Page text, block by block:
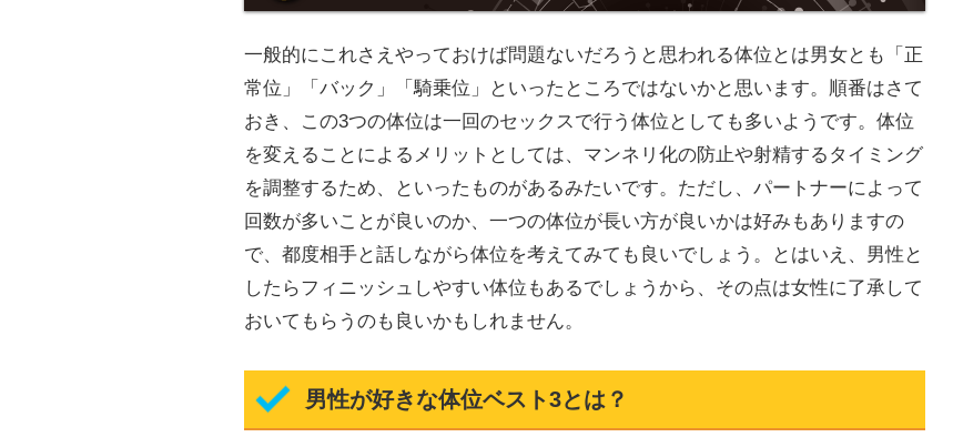
一般的にこれさえやっておけば問題ないだろうと思われる体位とは男女とも「正
常位」「バック」「騎乗位」といったところではないかと思います。順番はさて
おき、この3つの体位は一回のセックスで行う体位としても多いようです。体位
を変えることによるメリットとしては、マンネリ化の防止や射精するタイミング
を調整するため、といったものがあるみたいです。ただし、パートナーによって
回数が多いことが良いのか、一つの体位が長い方が良いかは好みもありますの
で、都度相手と話しながら体位を考えてみても良いでしょう。とはいえ、男性と
したらフィニッシュしやすい体位もあるでしょうから、その点は女性に了承して
おいてもらうのも良いかもしれません。
男性が好きな体位ベスト3とは？